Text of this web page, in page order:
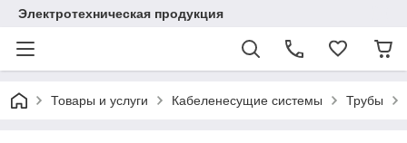
Электротехническая продукция
Товары и услуги Кабеленесущие системы Трубы